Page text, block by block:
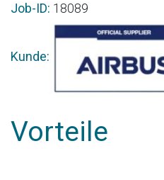
Job-ID: 18089
Kunde:
Vorteile